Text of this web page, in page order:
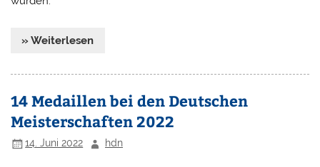
» Weiterlesen
14 Medaillen bei den Deutschen
Meisterschaften 2022
14. Juni 2022 hdn